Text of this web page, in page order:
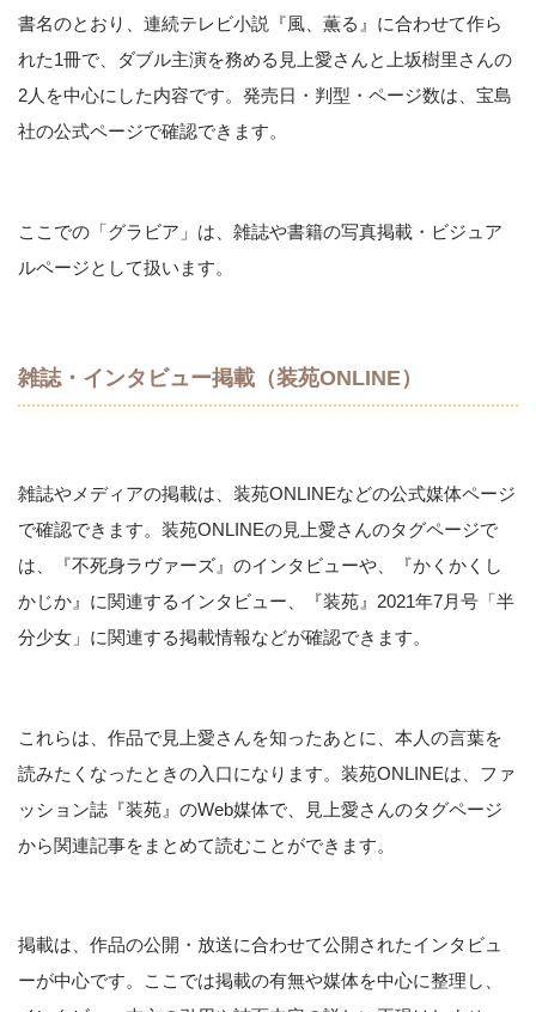
書名のとおり、連続テレビ小説『風、薫る』に合わせて作ら
れた1冊で、ダブル主演を務める見上愛さんと上坂樹里さんの
2人を中心にした内容です。発売日・判型・ページ数は、宝島
社の公式ページで確認できます。
ここでの「グラビア」は、雑誌や書籍の写真掲載・ビジュア
ルページとして扱います。
雑誌・インタビュー掲載（装苑ONLINE）
雑誌やメディアの掲載は、装苑ONLINEなどの公式媒体ページ
で確認できます。装苑ONLINEの見上愛さんのタグページで
は、『不死身ラヴァーズ』のインタビューや、『かくかくし
かじか』に関連するインタビュー、『装苑』2021年7月号「半
分少女」に関連する掲載情報などが確認できます。
これらは、作品で見上愛さんを知ったあとに、本人の言葉を
読みたくなったときの入口になります。装苑ONLINEは、ファ
ッション誌『装苑』のWeb媒体で、見上愛さんのタグページ
から関連記事をまとめて読むことができます。
掲載は、作品の公開・放送に合わせて公開されたインタビュ
ーが中心です。ここでは掲載の有無や媒体を中心に整理し、